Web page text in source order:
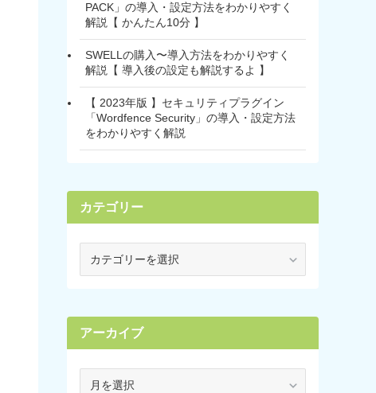
PACK」の導入・設定方法をわかりやすく
解説【 かんたん10分 】
SWELLの購入〜導入方法をわかりやすく
解説【 導入後の設定も解説するよ 】
【 2023年版 】セキュリティプラグイン
「Wordfence Security」の導入・設定方法
をわかりやすく解説
カテゴリー
ー
アーカイブ